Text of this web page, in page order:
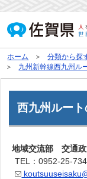
ホーム 分類から探
九州新幹線西九州ル
西九州ルー
地域交流部 交通
TEL：0952-25-